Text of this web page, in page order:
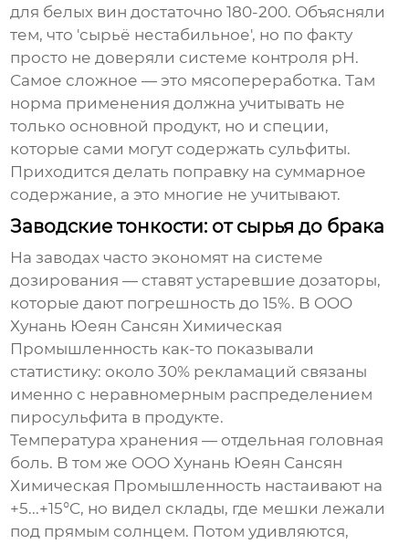
для белых вин достаточно 180-200. Объясняли
тем, что 'сырьё нестабильное', но по факту
просто не доверяли системе контроля pH.
Самое сложное — это мясопереработка. Там
норма применения должна учитывать не
только основной продукт, но и специи,
которые сами могут содержать сульфиты.
Приходится делать поправку на суммарное
содержание, а это многие не учитывают.
Заводские тонкости: от сырья до брака
Назаводах часто экономят на системе
дозирования — ставят устаревшие дозаторы,
которые дают погрешность до 15%. В OOO
Хунань Юеян Сансян Химическая
Промышленность как-то показывали
статистику: около 30% рекламаций связаны
именно с неравномерным распределением
пиросульфита в продукте.
Температура хранения — отдельная головная
боль. В том же OOO Хунань Юеян Сансян
Химическая Промышленность настаивают на
+5...+15°C, но видел склады, где мешки лежали
под прямым солнцем. Потом удивляются,